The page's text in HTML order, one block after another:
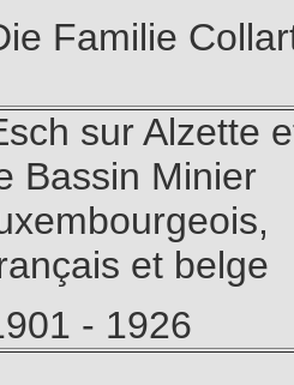
Familie
sur Alzette
Bassin Minier
et belge
- 1926